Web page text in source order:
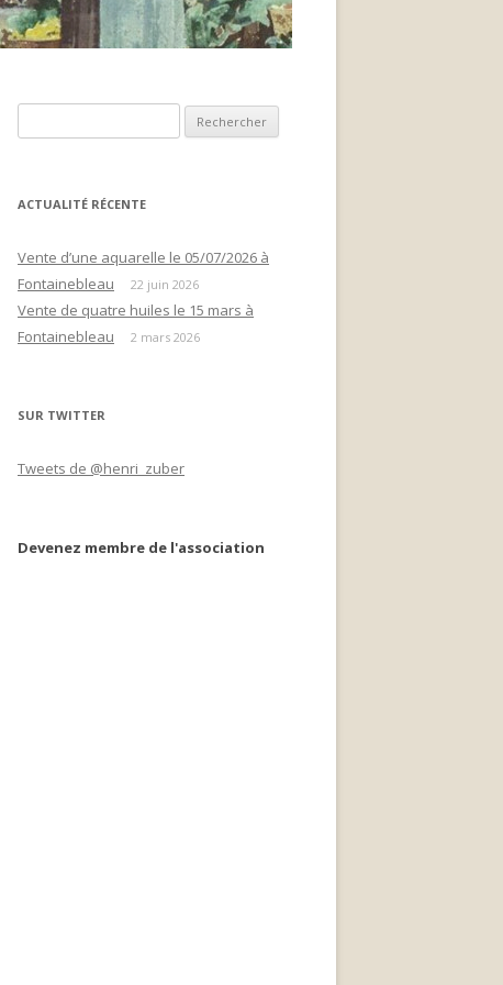
ACTUALITÉ RÉCENTE
Vente d’une aquarelle le 05/07/2026 à
Fontainebleau
22 juin 2026
Vente de quatre huiles le 15 mars à
Fontainebleau
2 mars 2026
SUR TWITTER
Tweets de @henri_zuber
Devenez membre de l'association